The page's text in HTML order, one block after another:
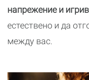
напрежение и
естествено и да
между вас.